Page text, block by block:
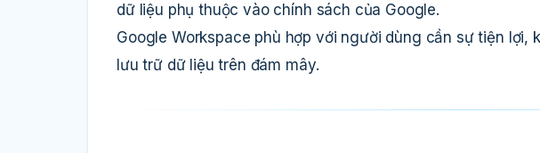
dữ liệu phụ thuộc vào chính sách của Google.
Google Workspace phù hợp với người dùng cần sự tiện
lưu trữ dữ liệu trên đám mây.